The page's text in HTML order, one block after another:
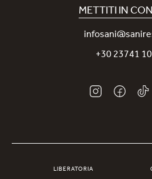
News
Premi
Matrimoni
Sani
METTITI IN
+30 23741
LIBERATORIA